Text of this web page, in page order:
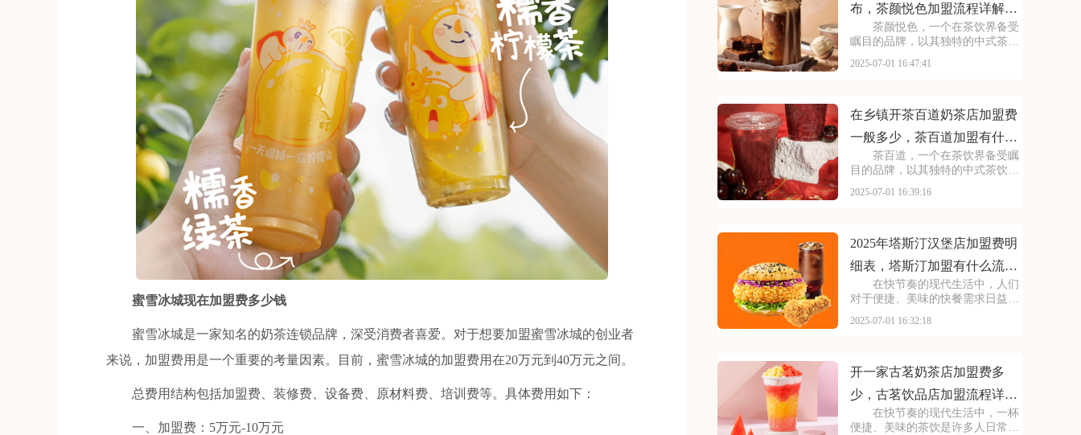
蜜雪冰城现在加盟费多少钱
蜜雪冰城是一家知名的奶茶连锁品牌，深受消费者喜爱。对于想要加盟蜜雪冰城的创业者
来说，加盟费用是一个重要的考量因素。目前，蜜雪冰城的加盟费用在20万元到40万元之间。
总费用结构包括加盟费、装修费、设备费、原材料费、培训费等。具体费用如下：
一、加盟费：5万元-10万元
布，茶颜悦色加盟流程详解内
容介绍
茶颜悦色，一个在茶饮界备受
瞩目的品牌，以其独特的中式茶饮
数消费者。走进茶颜悦色的店铺，
的茶文化。每一款茶饮
2025-07-01 16:47:41
在乡镇开茶百道奶茶店加盟费
一般多少，茶百道加盟有什么
条件吗
茶百道，一个在茶饮界备受瞩
目的品牌，以其独特的中式茶饮风
消费者。走进茶百道的店铺，那古
文化。每一款茶饮都选
2025-07-01 16:39:16
2025年塔斯汀汉堡店加盟费明
细表，塔斯汀加盟有什么流程
及条件呢
在快节奏的现代生活中，人们
对于便捷、美味的快餐需求日益增
力和卓越的产品品质，成为了众多
的牛肉汉堡，又有创新
2025-07-01 16:32:18
开一家古茗奶茶店加盟费多
少，古茗饮品店加盟流程详细
在快节奏的现代生活中，一杯
便捷、美味的茶饮是许多人日常的